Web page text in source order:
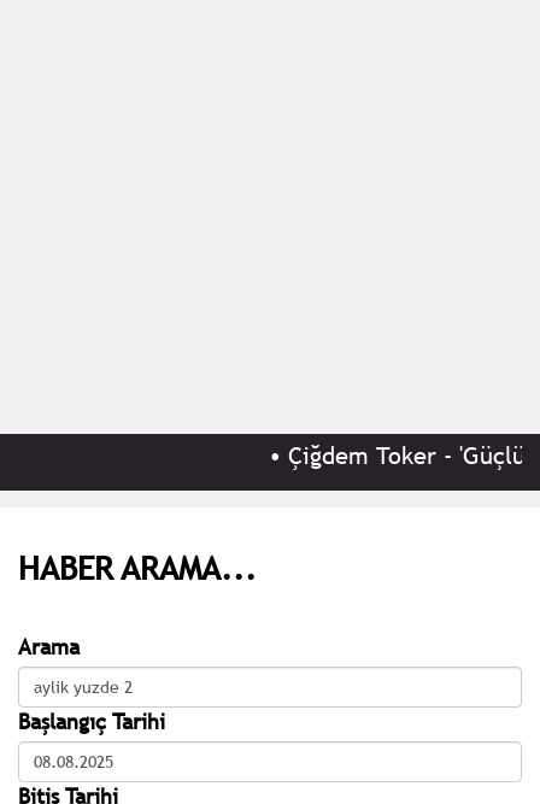
Çiğdem Toker - 'Güçlü
HABER ARAMA...
Arama
Başlangıç Tarihi
Bitiş Tarihi